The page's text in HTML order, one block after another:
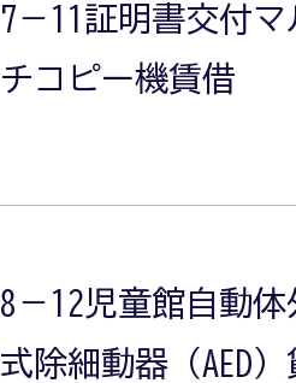
7－11証明書交付マ
チコピー機賃借
8－12児童館自動体
式除細動器（AED）